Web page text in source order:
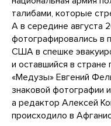
талибами, которые
А в середине августа
фотографировались в
США в спешке
и оставшийся в
«Медузы» Евгений
знаковой фотографии
а редактор Алексей
происходило в